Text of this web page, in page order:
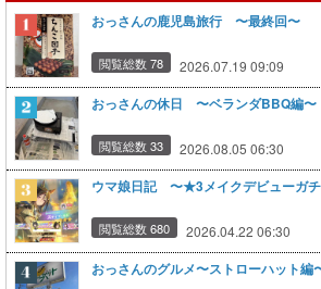
おっさんの鹿児島旅行 〜最終回〜
閲覧総数 78 2026.07.19 09:09
おっさんの休日 〜ベランダBBQ編〜
閲覧総数 33 2026.08.05 06:30
ウマ娘日記 〜★3メイクデビューガ
閲覧総数 680 2026.04.22 06:30
おっさんのグルメ〜ストローハット編